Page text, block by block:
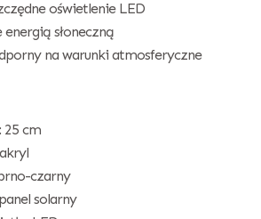
oświetlenie LED
energią słoneczną
na warunki atmosferyczne
25 cm
czarny
solarny